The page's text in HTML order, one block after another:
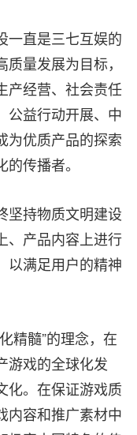
一直是三七互娱的
量发展为目标，
产经营、社会责任
公益行动开展、中
为优质产品的探索
传播者。
坚持物质文明建设
、产品内容上进行
以满足用户的精神
精髓”的理念，在
游戏的全球化发
化。在保证游戏质
内容和推广素材中